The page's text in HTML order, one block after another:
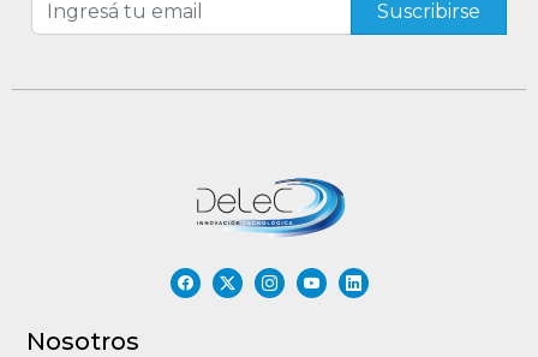
Nosotros